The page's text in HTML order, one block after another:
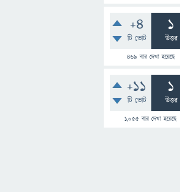
+4
টি ভোট
1
উত্তর
469 বার দেখা হয়েছে
+11
টি ভোট
1
উত্তর
1,055 বার দেখা হয়েছে